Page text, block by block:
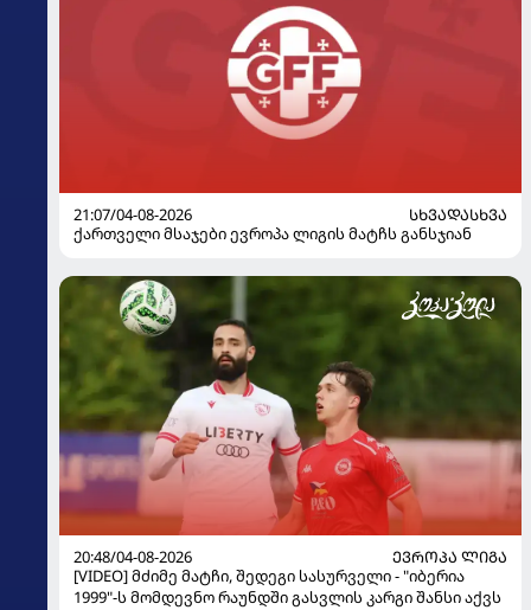
21:07/04-08-2026
ᲡᲮᲕᲐᲓᲐᲡᲮᲕᲐ
ქართველი მსაჯები ევროპა ლიგის მატჩს განსჯიან
20:48/04-08-2026
ᲔᲕᲠᲝᲞᲐ ᲚᲘᲒᲐ
[VIDEO] მძიმე მატჩი, შედეგი სასურველი - "იბერია
1999"-ს მომდევნო რაუნდში გასვლის კარგი შანსი აქვს